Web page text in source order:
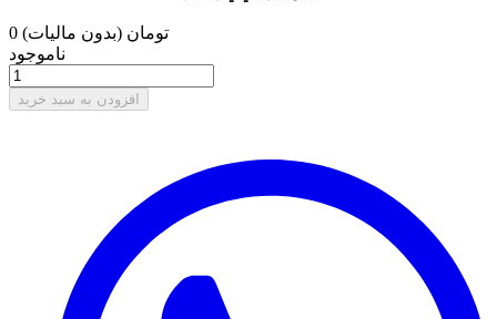
0 تومان (بدون مالیات)
ناموجود
افزودن به سبد خرید